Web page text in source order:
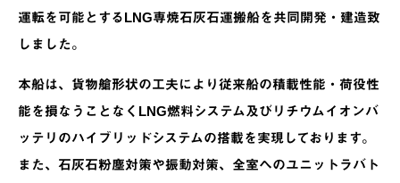
運転を可能とするLNG専焼石灰石運搬船を共同開発・建造致
しました。
本船は、貨物艙形状の工夫により従来船の積載性能・荷役性
能を損なうことなくLNG燃料システム及びリチウムイオンバ
ッテリのハイブリッドシステムの搭載を実現しております。
また、石灰石粉塵対策や振動対策、全室へのユニットラバト